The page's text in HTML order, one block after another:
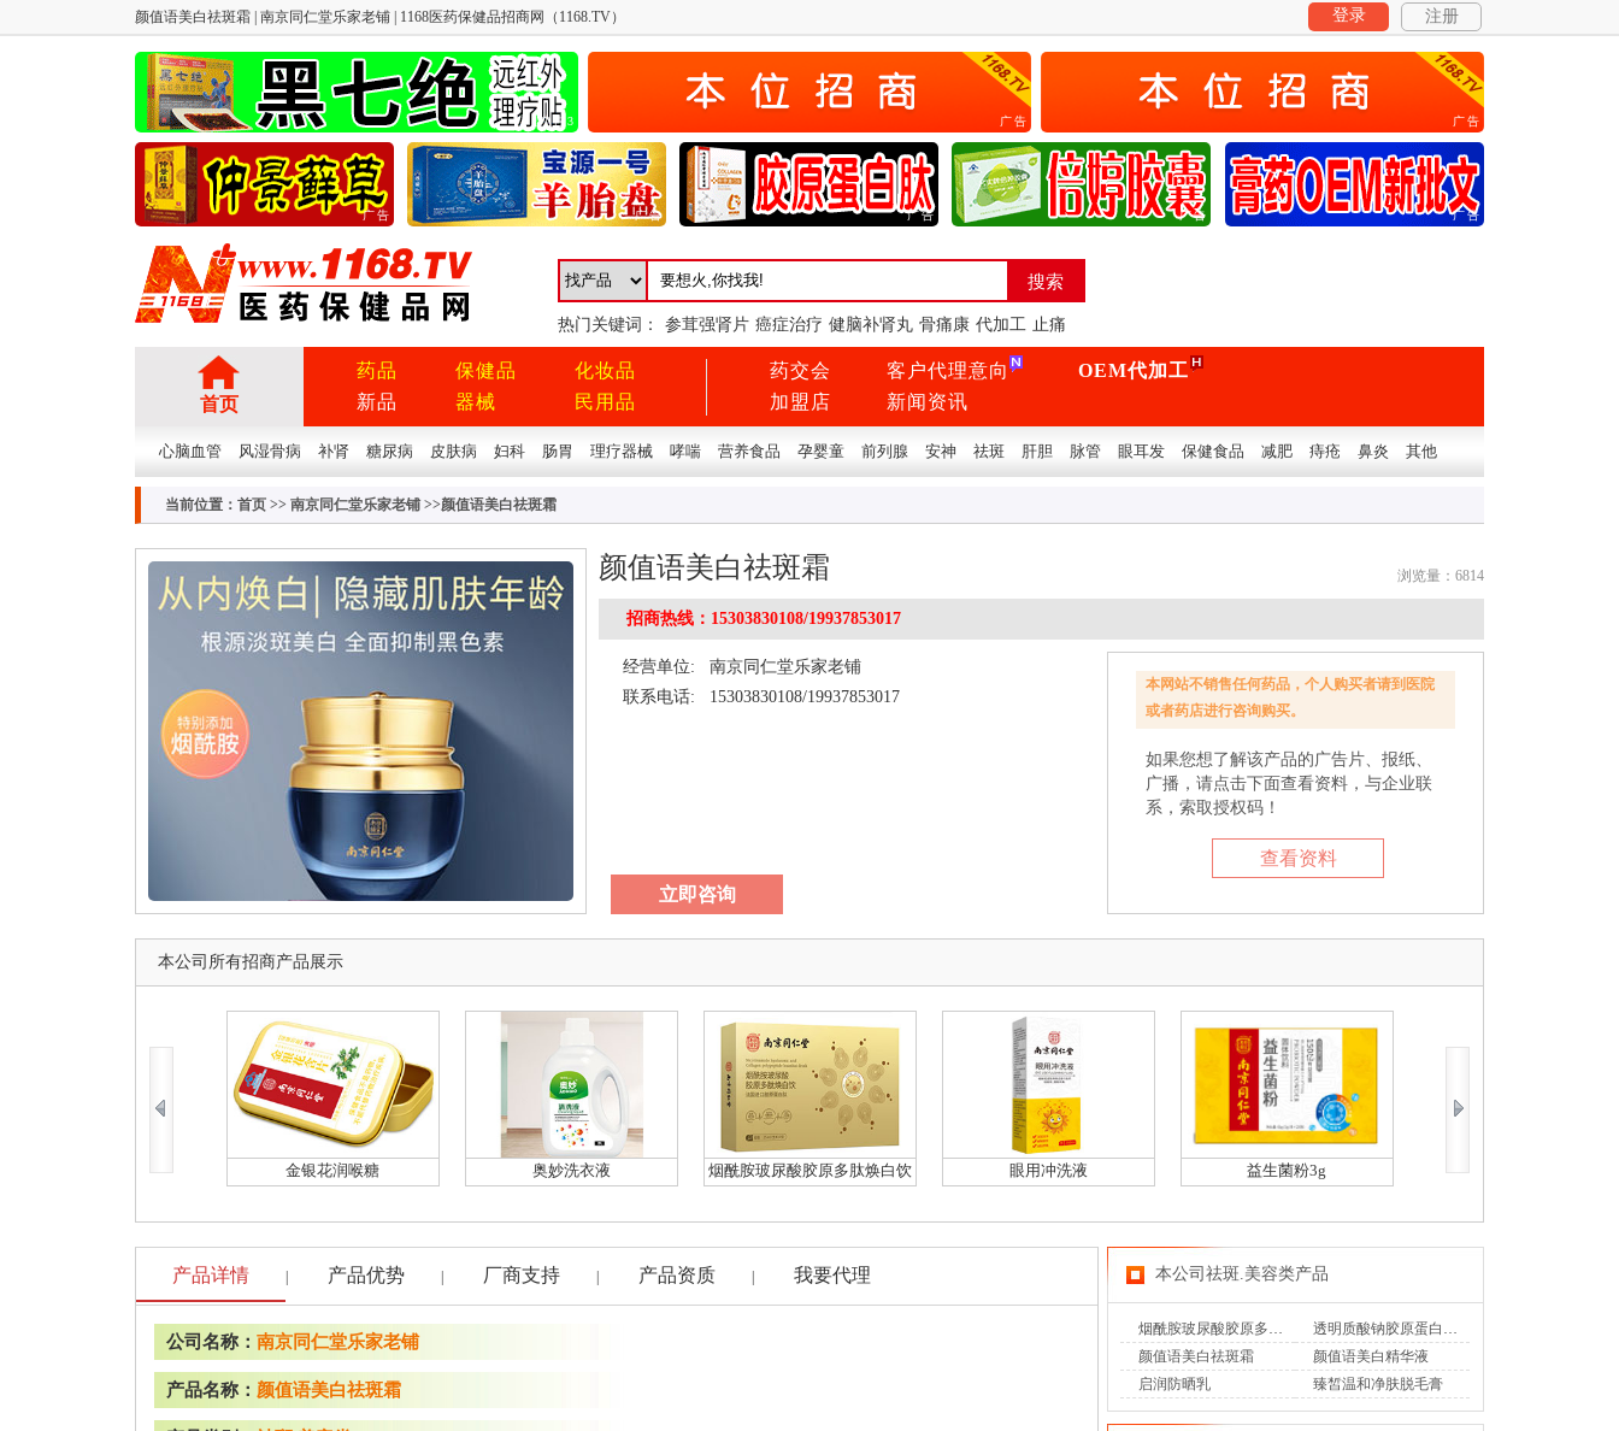
颜值语美白祛斑霜 | 南京同仁堂乐家老铺 | 1168医药保健品招商网（1168.TV） 登录 注册
广告3 广告 广告
广告 广告 广告 广告 广告
热门关键词： 参茸强肾片 癌症治疗 健脑补肾丸 骨痛康 代加工 止痛
首页
药品
新品
保健品
器械
化妆品
民用品
药交会
加盟店
客户代理意向
新闻资讯
OEM代加工
心脑血管 风湿骨病 补肾 糖尿病 皮肤病 妇科 肠胃 理疗器械 哮喘 营养食品 孕婴童 前列腺 安神 祛斑 肝胆 脉管 眼耳发 保健食品 减肥 痔疮 鼻炎 其他
当前位置： 首页 >> 南京同仁堂乐家老铺>>颜值语美白祛斑霜
颜值语美白祛斑霜 浏览量：6814
招商热线：15303830108/19937853017
经营单位:
南京同仁堂乐家老铺
联系电话:
15303830108/19937853017
立即咨询
本网站不销售任何药品，个人购买者请到医院
或者药店进行咨询购买。
如果您想了解该产品的广告片、报纸、
广播，请点击下面查看资料，与企业联
系，索取授权码！
查看资料
本公司所有招商产品展示
金银花润喉糖 奥妙洗衣液 烟酰胺玻尿酸胶原多肽焕白饮 眼用冲洗液 益生菌粉3g 益生菌驼乳钙片100片/盒
产品详情 产品优势 厂商支持 产品资质 我要代理
公司名称： 南京同仁堂乐家老铺
产品名称： 颜值语美白祛斑霜
本公司祛斑.美容类产品
烟酰胺玻尿酸胶原多肽焕白饮
透明质酸钠胶原蛋白软糖
颜值语美白祛斑霜
颜值语美白精华液
启润防晒乳
臻皙温和净肤脱毛膏